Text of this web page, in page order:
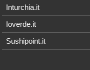
Inturchia.it
Ioverde.it
Sushipoint.it